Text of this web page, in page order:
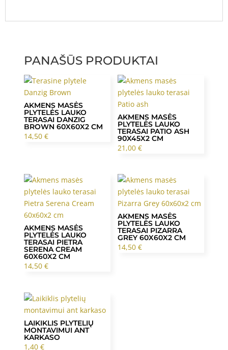
PANAŠŪS PRODUKTAI
AKMENS MASĖS
PLYTELĖS LAUKO
TERASAI DANZIG
BROWN 60X60X2 CM
14,50 €
AKMENS MASĖS
PLYTELĖS LAUKO
TERASAI PATIO ASH
90X45X2 CM
21,00€
AKMENS MASĖS
PLYTELĖS LAUKO
TERASAI PIETRA
SERENA CREAM
60X60X2 CM
14,50 €
AKMENS MASĖS
PLYTELĖS LAUKO
TERASAI PIZARRA
GREY 60X60X2 CM
14,50€
LAIKIKLIS PLYTELIŲ
MONTAVIMUI ANT
KARKASO
1,40 €